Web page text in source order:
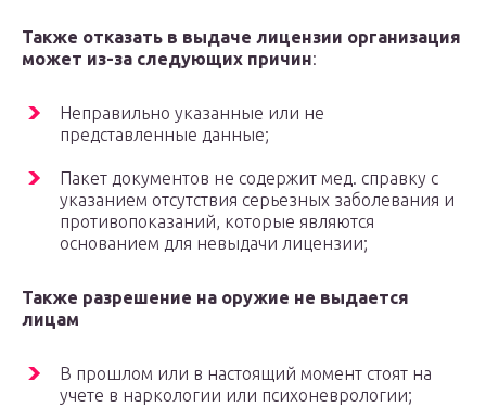
Также отказать в выдаче лицензии организация
может из-за следующих причин:
Неправильно указанные или не
представленные данные;
Пакет документов не содержит мед. справку с
указанием отсутствия серьезных заболевания и
противопоказаний, которые являются
основанием для невыдачи лицензии;
Также разрешение на оружие не выдается
лицам
В прошлом или в настоящий момент стоят на
учете в наркологии или психоневрологии;